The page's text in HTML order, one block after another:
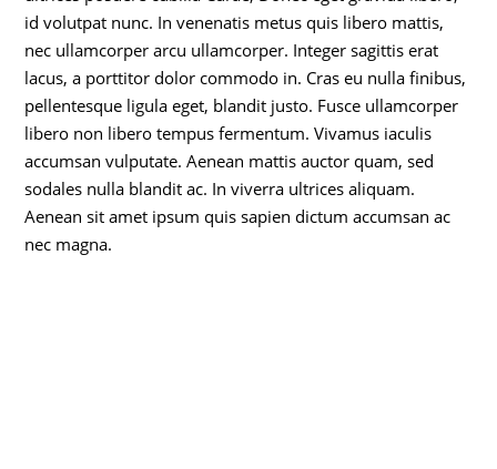
id volutpat nunc. In venenatis metus quis libero mattis,
nec ullamcorper arcu ullamcorper. Integer sagittis erat
lacus, a porttitor dolor commodo in. Cras eu nulla finibus,
pellentesque ligula eget, blandit justo. Fusce ullamcorper
libero non libero tempus fermentum. Vivamus iaculis
accumsan vulputate. Aenean mattis auctor quam, sed
sodales nulla blandit ac. In viverra ultrices aliquam.
Aenean sit amet ipsum quis sapien dictum accumsan ac
nec magna.